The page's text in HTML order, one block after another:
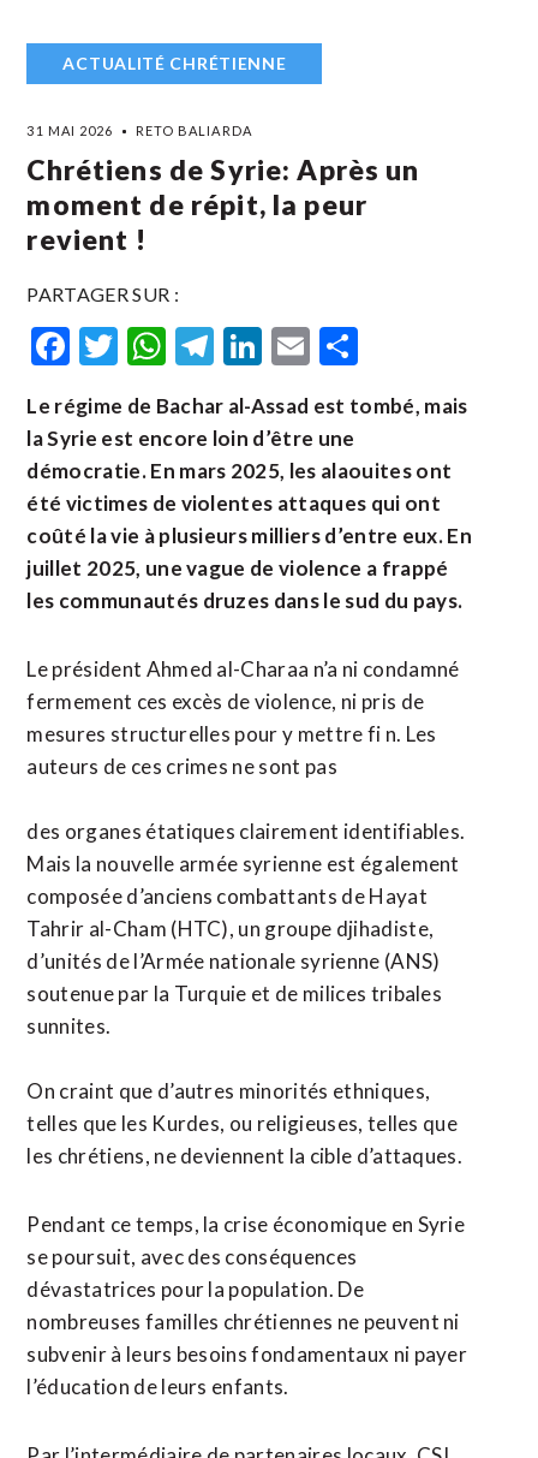
ACTUALITÉ CHRÉTIENNE
31 MAI 2026 RETO BALIARDA
Chrétiens de Syrie: Après un
moment de répit, la peur
revient !
PARTAGER SUR :
Facebook
Twitter
WhatsApp
Telegram
LinkedIn
Email
Le régime de Bachar al-Assad est tombé, mais
la Syrie est encore loin d’être une
démocratie. En mars 2025, les alaouites ont
été victimes de violentes attaques qui ont
coûté la vie à plusieurs milliers d’entre eux. En
juillet 2025, une vague de violence a frappé
les communautés druzes dans le sud du pays.
Le président Ahmed al-Charaa n’a ni condamné
fermement ces excès de violence, ni pris de
mesures structurelles pour y mettre fi n. Les
auteurs de ces crimes ne sont pas
des organes étatiques clairement identifiables.
Mais la nouvelle armée syrienne est également
composée d’anciens combattants de Hayat
Tahrir al-Cham (HTC), un groupe djihadiste,
d’unités de l’Armée nationale syrienne (ANS)
soutenue par la Turquie et de milices tribales
sunnites.
On craint que d’autres minorités ethniques,
telles que les Kurdes, ou religieuses, telles que
les chrétiens, ne deviennent la cible d’attaques.
Pendant ce temps, la crise économique en Syrie
se poursuit, avec des conséquences
dévastatrices pour la population. De
nombreuses familles chrétiennes ne peuvent ni
subvenir à leurs besoins fondamentaux ni payer
l’éducation de leurs enfants.